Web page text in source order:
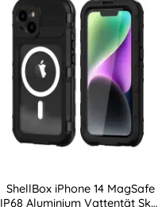
ShellBox iPhone 14 MagSafe
IP68 Aluminium Vattentät Skal